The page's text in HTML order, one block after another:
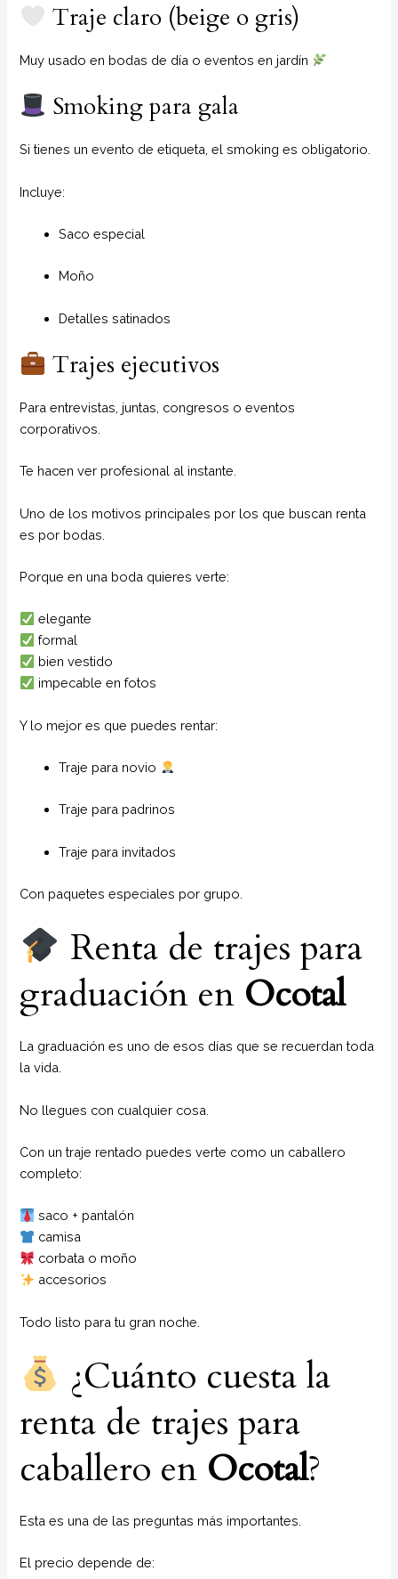
Traje claro (beige o gris)
Muy usado en bodas de día o eventos en jardín
Smoking para gala
Si tienes un evento de etiqueta, el smoking es obligatorio.
Incluye:
Saco especial
Moño
Detalles satinados
Trajes ejecutivos
Para entrevistas, juntas, congresos o eventos
corporativos.
Te hacen ver profesional al instante.
Uno de los motivos principales por los que buscan renta
es por bodas.
Porque en una boda quieres verte:
elegante
formal
bien vestido
impecable en fotos
Y lo mejor es que puedes rentar:
Traje para novio
Traje para padrinos
Traje para invitados
Con paquetes especiales por grupo.
Renta de trajes para
graduación en Ocotal
La graduación es uno de esos días que se recuerdan toda
la vida.
No llegues con cualquier cosa.
Con un traje rentado puedes verte como un caballero
completo:
saco + pantalón
camisa
corbata o moño
accesorios
Todo listo para tu gran noche.
¿Cuánto cuesta la
renta de trajes para
caballero en Ocotal?
Esta es una de las preguntas más importantes.
El precio depende de: